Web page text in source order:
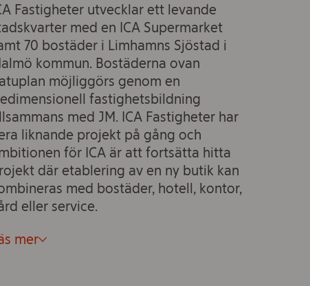
Fastigheter utvecklar ett levande
med en ICA Supermarket
70 bostäder i Limhamns Sjöstad i
kommun. Bostäderna ovan
möjliggörs genom en
fastighetsbildning
med JM. ICA Fastigheter har
liknande projekt på gång och
för ICA är att fortsätta hitta
där etablering av en ny butik kan
med bostäder, hotell, kontor,
eller service.
mer